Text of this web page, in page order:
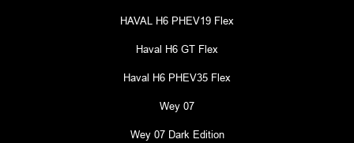
HAVAL H6 PHEV19 Flex
Haval H6 GT Flex
Haval H6 PHEV35 Flex
Wey 07
Wey 07 Dark Edition